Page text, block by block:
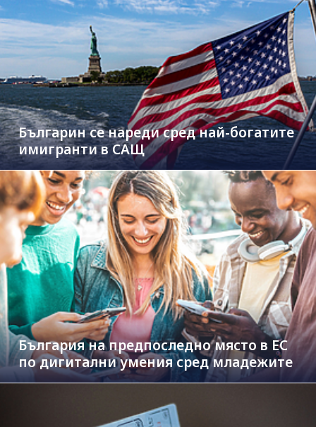
Българин се нареди сред най-богатите
имигранти в САЩ
България на предпоследно място в ЕС
по дигитални умения сред младежите